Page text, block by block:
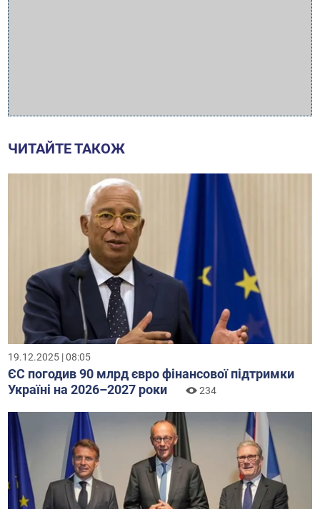
ЧИТАЙТЕ ТАКОЖ
19.12.2025 | 08:05
ЄС погодив 90 млрд євро фінансової підтримки
Україні на 2026–2027 роки
234